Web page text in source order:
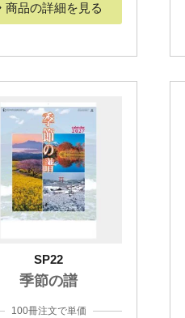
商品の詳細を見る
SP22
季節の譜
100冊注文で単価